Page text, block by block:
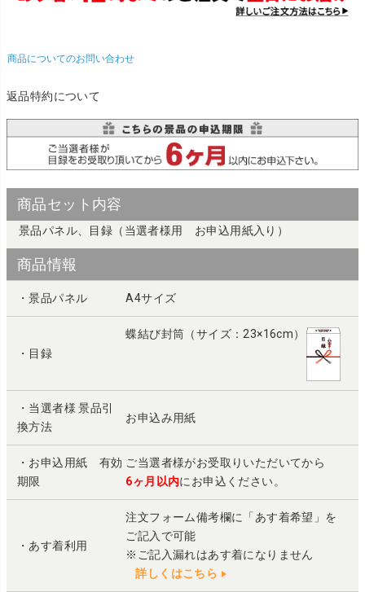
商品についてのお問い合わせ
返品特約について
商品セット内容
景品パネル、目録（当選者様用 お申込用紙入り）
商品情報
・景品パネル A4サイズ
・目録
蝶結び封筒（サイズ：23×16cm）
・当選者様 景品引
換方法
お申込み用紙
・お申込用紙 有効
期限
ご当選者様がお受取りいただいてから
6ヶ月以内にお申込ください。
・あす着利用
注文フォーム備考欄に「あす着希望」を
ご記入で可能
※ご記入漏れはあす着になりません
詳しくはこちら